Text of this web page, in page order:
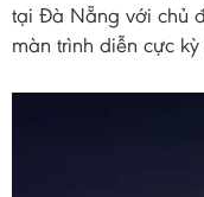
tại Đà Nẵng với chủ
màn trình diễn cực